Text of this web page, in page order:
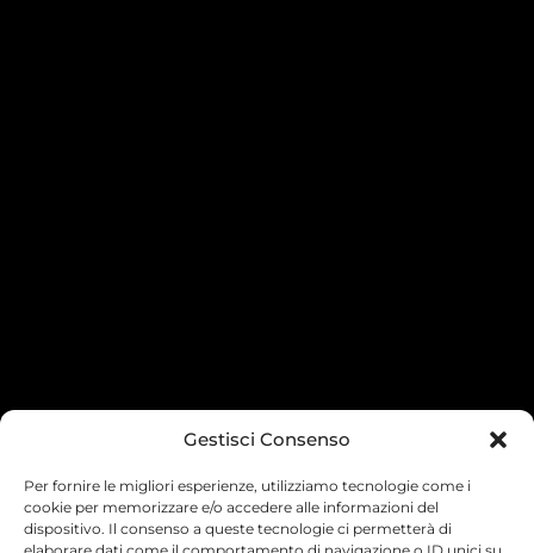
Gestisci Consenso
Per fornire le migliori esperienze, utilizziamo tecnologie come i
cookie per memorizzare e/o accedere alle informazioni del
dispositivo. Il consenso a queste tecnologie ci permetterà di